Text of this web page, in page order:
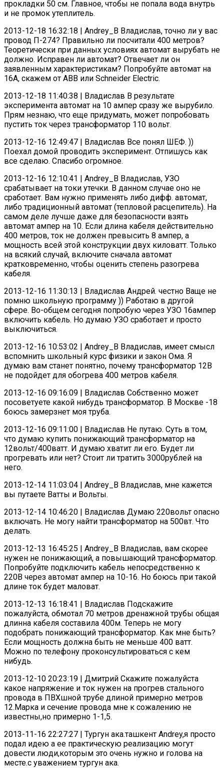
прокладки 50 см. Главное, чтобы не попала вода внутрь
и не промок утеплитель.
2013-12-18 16:32:18 | Andrey_B Владислав, точно ли у вас
провод П-274? Правильно ли посчитали 400 метров?
Теоретически при данных условиях автомат вырубать не
должно. Исправен ли автомат? Отвечает ли он
заявленным характеристикам? Попробуйте автомат на
16А, скажем от ABB или Schneider Electric.
2013-12-18 11:40:38 | Владислав В результате
эксперимента автомат на 10 ампер сразу же вырубило.
Прям незнаю, что еще придумать, может попробовать
пустить ток через трансформатор 110 вольт.
2013-12-16 12:49:47 | Владислав Все понял ШЕФ. ))
Поехал домой проводить эксперимент. Отпишусь как
все сделаю. Спасибо огромное.
2013-12-16 12:10:41 | Andrey_B Владислав, УЗО
срабатывает на токи утечки. В данном случае оно не
сработает. Вам нужно применять либо дифф. автомат,
либо традиционный автомат (тепловой расцепитель). На
самом деле лучше даже для безопасности взять
автомат ампер на 10. Если длина кабеля действительно
400 метров, ток не должен превысить 8 ампер, а
мощность всей этой конструкции двух киловатт. Только
на всякий случай, включите сначала автомат
кратковременно, чтобы оценить степень разогрева
кабеля.
2013-12-16 11:30:13 | Владислав Андрей. честно Ваще не
помню школьную программу )) Работаю в другой
сфере. Во-общем сегодня попробую через УЗО 16ампер
включить кабель. Но думаю УЗО сработает и просто
выключиться.
2013-12-16 10:53:02 | Andrey_B Владислав, имеет смысл
вспомнить школьный курс физики и закон Ома. Я
думаю вам станет понятно, почему трансформатор 12В
не подойдет для обогрева 400 метров кабеля.
2013-12-16 09:16:09 | Владислав Собственно может
посоветуете какой нибудь трансформатор. В Москве -18
боюсь замерзнет моя труба.
2013-12-16 09:11:00 | Владислав Не путаю. Суть в том,
что думаю купить понижающий трансформатор на
12вольт/400ватт. И думаю хватит ли его. Будет ли
прогревать или нет? Стоит ли тратить 3000рублей на
него.
2013-12-14 11:03:04 | Andrey_B Владислав, мне кажется
вы путаете Ватты и Вольты.
2013-12-14 10:46:20 | Владислав Думаю 220вольт опасно
включать. Не могу найти трансформатор на 500вт. Что
делать.
2013-12-13 16:45:25 | Andrey_B Владислав, вам скорее
нужен не понижающий, а повышающий трансформатор.
Попробуйте подключить кабель непосредственно к
220В через автомат ампер на 10-16. Но боюсь при такой
длине ток будет маловат.
2013-12-13 16:18:41 | Владислав Подскажите
пожалуйста, обмотал 70 метров дренажной трубы общая
длинна кабеля составила 400м. Теперь не могу
подобрать понижающий трансформатор. Как мне быть?
Если мощность должна быть не меньше 400 ватт.
Можно по телефону проконсультироваться с кем
нибудь.
2013-12-10 20:23:19 | Дмитрий Скажите пожалуйста
какое напряжение и ток нужен на прогрев стального
провода в ПВХшной трубе длиной примерно метров
12.Марка и сечение провода мне к сожалению не
известны,но примерно 1-1,5.
2013-11-16 22:27:27 | Тургун ака.ташкент Andrey,я просто
подал идею а ее практическую реализацию могут
довести люди,которым это очень нужно и голова на
месте.с уважением тургун ака.